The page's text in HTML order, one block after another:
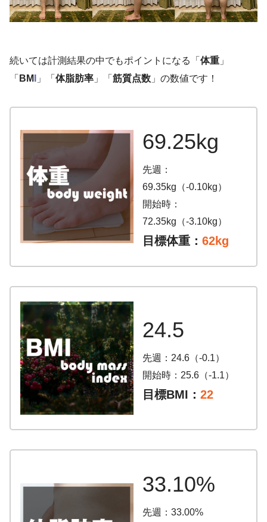
続いては計測結果の中でもポイントになる「 体重 」
「 BM 」「 体脂肪率 」「 筋質点数 」の数値です！
69.25kg
先週：
69.35kg（-0.10kg）
開始時：
72.35kg（-3.10kg）
目標体重：62kg
24.5
先週：24.6（-0.1）
開始時：25.6（-1.1）
目標BMI：22
33.10%
先週：33.00%